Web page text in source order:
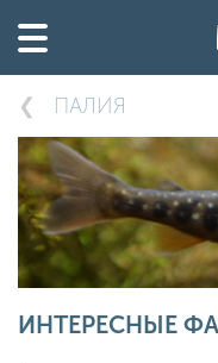
ПАЛИЯ
ИНТЕРЕСНЫЕ